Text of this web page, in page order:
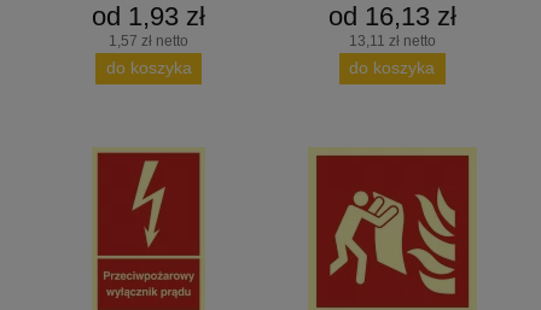
od 1,93 zł
1,57 zł netto
do koszyka
od 16,13 zł
13,11 zł netto
do koszyka